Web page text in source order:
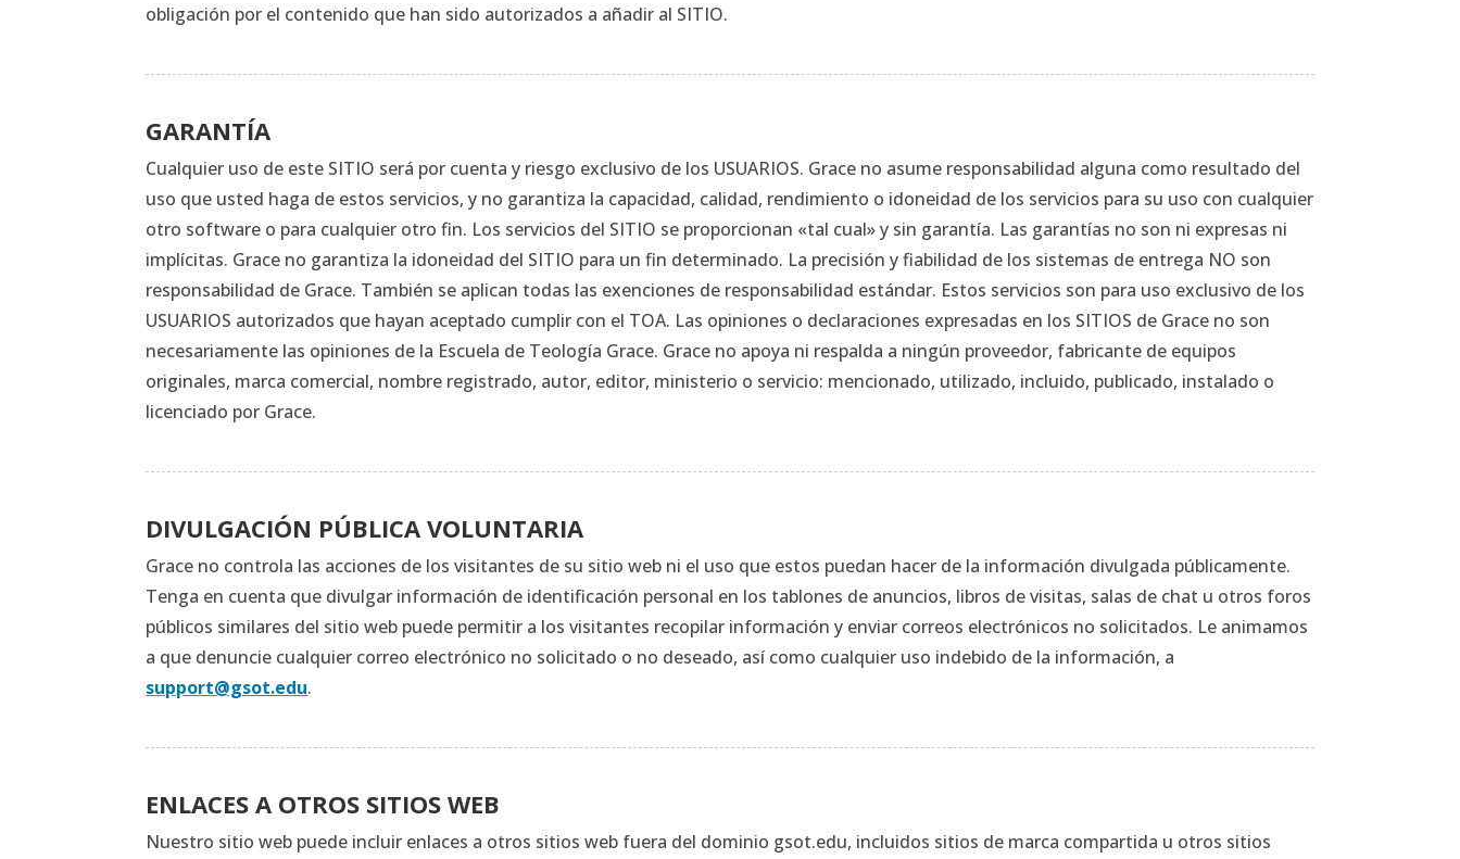
obligación por el contenido que han sido autorizados a añadir al SITIO.
GARANTÍA
Cualquier uso de este SITIO será por cuenta y riesgo exclusivo de los USUARIOS. Grace no asume responsabilidad alguna como resultado del
uso que usted haga de estos servicios, y no garantiza la capacidad, calidad, rendimiento o idoneidad de los servicios para su uso con cualquier
otro software o para cualquier otro fin. Los servicios del SITIO se proporcionan «tal cual» y sin garantía. Las garantías no son ni expresas ni
implícitas. Grace no garantiza la idoneidad del SITIO para un fin determinado. La precisión y fiabilidad de los sistemas de entrega NO son
responsabilidad de Grace. También se aplican todas las exenciones de responsabilidad estándar. Estos servicios son para uso exclusivo de los
USUARIOS autorizados que hayan aceptado cumplir con el TOA. Las opiniones o declaraciones expresadas en los SITIOS de Grace no son
necesariamente las opiniones de la Escuela de Teología Grace. Grace no apoya ni respalda a ningún proveedor, fabricante de equipos
originales, marca comercial, nombre registrado, autor, editor, ministerio o servicio: mencionado, utilizado, incluido, publicado, instalado o
licenciado por Grace.
DIVULGACIÓN PÚBLICA VOLUNTARIA
Grace no controla las acciones de los visitantes de su sitio web ni el uso que estos puedan hacer de la información divulgada públicamente.
Tenga en cuenta que divulgar información de identificación personal en los tablones de anuncios, libros de visitas, salas de chat u otros foros
públicos similares del sitio web puede permitir a los visitantes recopilar información y enviar correos electrónicos no solicitados. Le animamos
a que denuncie cualquier correo electrónico no solicitado o no deseado, así como cualquier uso indebido de la información, a
support@gsot.edu.
ENLACES A OTROS SITIOS WEB
Nuestro sitio web puede incluir enlaces a otros sitios web fuera del dominio gsot.edu, incluidos sitios de marca compartida u otros sitios